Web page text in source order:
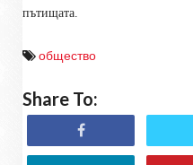
пътищата.
общество
Share To: